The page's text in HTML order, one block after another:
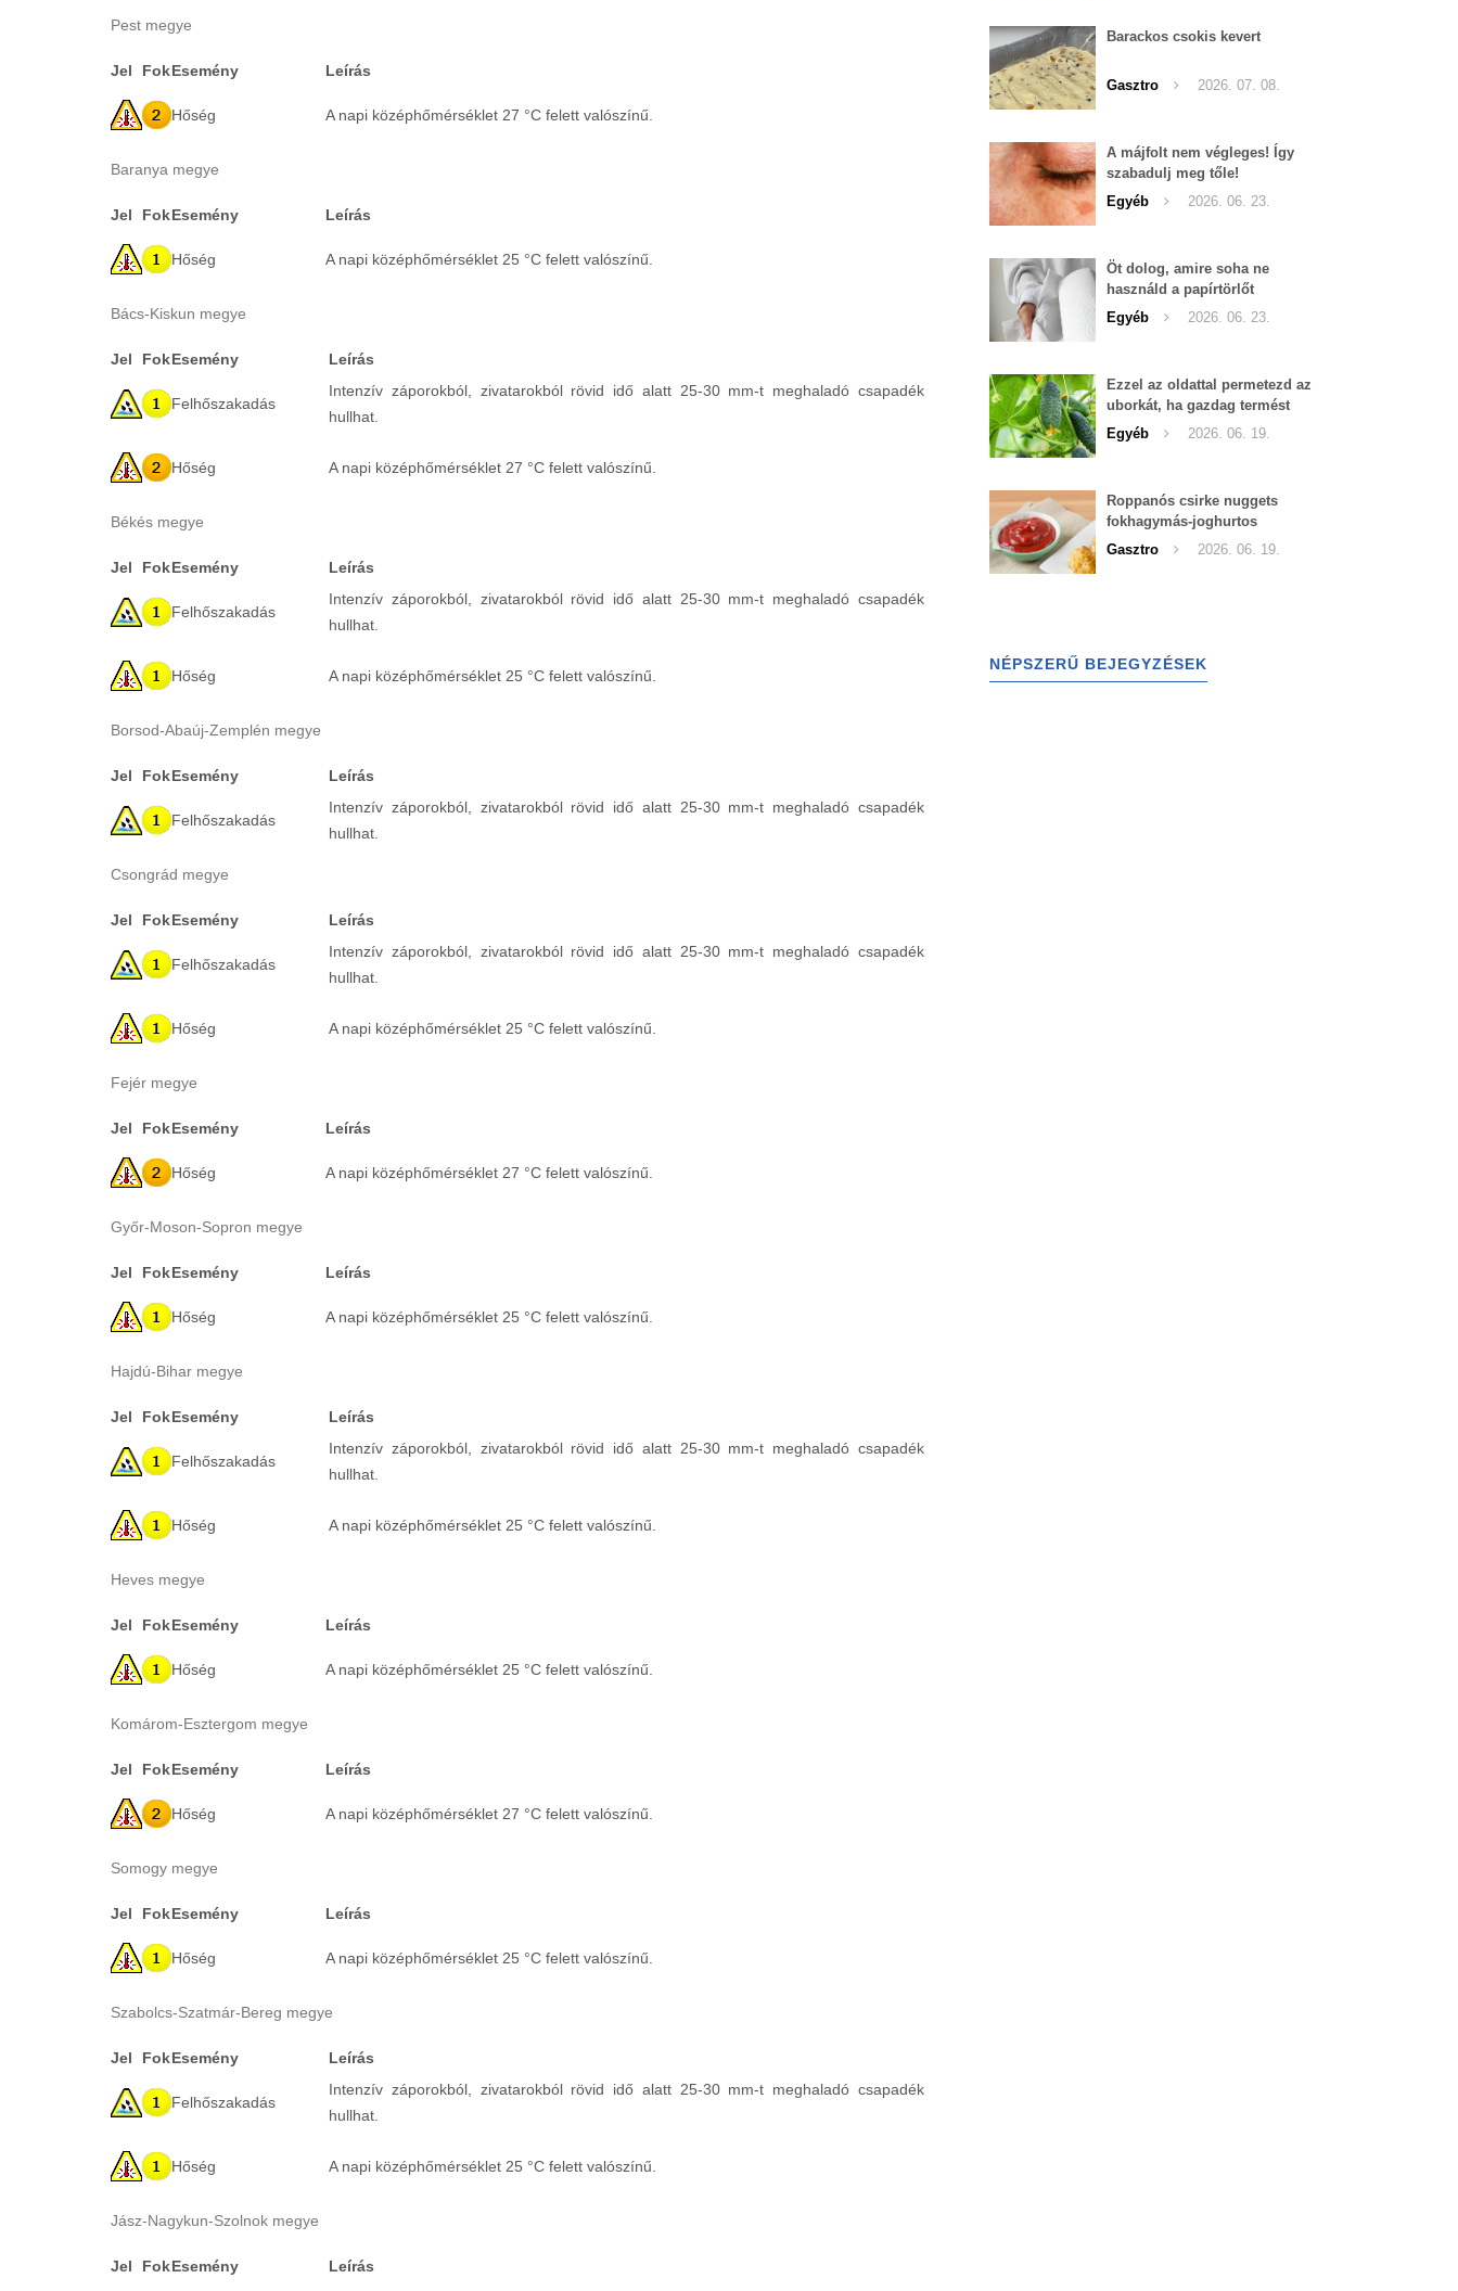
Pest megye
Jel FokEsemény Leírás
Hőség A napi középhőmérséklet 27 °C felett valószínű.
Baranya megye
Jel FokEsemény Leírás
Hőség A napi középhőmérséklet 25 °C felett valószínű.
Bács-Kiskun megye
Jel FokEsemény Leírás
Felhőszakadás
Intenzív záporokból, zivatarokból rövid idő alatt 25-30 mm-t meghaladó csapadék
hullhat.
Hőség A napi középhőmérséklet 27 °C felett valószínű.
Békés megye
Jel FokEsemény Leírás
Felhőszakadás
Intenzív záporokból, zivatarokból rövid idő alatt 25-30 mm-t meghaladó csapadék
hullhat.
Hőség A napi középhőmérséklet 25 °C felett valószínű.
Borsod-Abaúj-Zemplén megye
Jel FokEsemény Leírás
Felhőszakadás
Intenzív záporokból, zivatarokból rövid idő alatt 25-30 mm-t meghaladó csapadék
hullhat.
Csongrád megye
Jel FokEsemény Leírás
Felhőszakadás
Intenzív záporokból, zivatarokból rövid idő alatt 25-30 mm-t meghaladó csapadék
hullhat.
Hőség A napi középhőmérséklet 25 °C felett valószínű.
Fejér megye
Jel FokEsemény Leírás
Hőség A napi középhőmérséklet 27 °C felett valószínű.
Győr-Moson-Sopron megye
Jel FokEsemény Leírás
Hőség A napi középhőmérséklet 25 °C felett valószínű.
Hajdú-Bihar megye
Jel FokEsemény Leírás
Felhőszakadás
Intenzív záporokból, zivatarokból rövid idő alatt 25-30 mm-t meghaladó csapadék
hullhat.
Hőség A napi középhőmérséklet 25 °C felett valószínű.
Heves megye
Jel FokEsemény Leírás
Hőség A napi középhőmérséklet 25 °C felett valószínű.
Komárom-Esztergom megye
Jel FokEsemény Leírás
Hőség A napi középhőmérséklet 27 °C felett valószínű.
Somogy megye
Jel FokEsemény Leírás
Hőség A napi középhőmérséklet 25 °C felett valószínű.
Szabolcs-Szatmár-Bereg megye
Jel FokEsemény Leírás
Felhőszakadás
Intenzív záporokból, zivatarokból rövid idő alatt 25-30 mm-t meghaladó csapadék
hullhat.
Hőség A napi középhőmérséklet 25 °C felett valószínű.
Jász-Nagykun-Szolnok megye
Jel FokEsemény
Leírás
Barackos csokis kevert
Gasztro 2026. 07. 08.
A májfolt nem végleges! Így
szabadulj meg tőle!
Egyéb
2026. 06. 23.
Öt dolog, amire soha ne
használd a papírtörlőt
Egyéb
2026. 06. 23.
Ezzel az oldattal permetezd az
uborkát, ha gazdag termést
szeretnél begyűjteni
Egyéb 2026. 06. 19.
Roppanós csirke nuggets
fokhagymás-joghurtos
szósszal
Gasztro 2026. 06. 19.
NÉPSZERŰ BEJEGYZÉSEK